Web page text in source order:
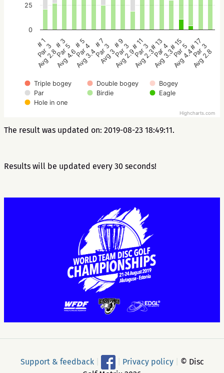
Triple bogey Double bogey
Bogey
Par
Birdie
Eagle
Hole in one
# 1
Par 3
Avg 2.8
# 3
Par 5
Avg 4.6
# 5
Par 4
Avg 3.4
# 7
Par 3
Avg 3
# 9
Par 3
Avg 2.9
# 11
Par 3
Avg 2.3
# 13
Par 4
Avg 3.3
# 15
Par 5
Avg 4.4
# 17
Par 3
Avg 2.8
0
25
Highcharts.com
The result was updated on: 2019-08-23 18:49:11.
Results will be updated every 30 seconds!
Support & feedback Privacy policy
© Disc